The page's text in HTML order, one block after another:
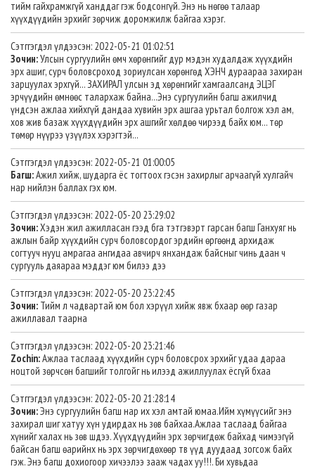
тийм гайхрамжгүй ханддаг гэж бодсонгүй. Энэ нь нөгөө талаар
хүүхдүүдийн эрхийг зөрчиж доромжилж байгаа хэрэг.
Сэтггэгдэл үлдээсэн: 2022-05-21 01:02:51
Зочин:Улсын сургуулийн өмч хөрөнгийг дур мэдэн худалдаж хүүхдийн
эрх ашиг, сурч боловсроход зориулсан хөрөнгөд ХЭНЧ дураараа захиран
зарцуулах эрхгүй... ЗАХИРАЛ улсын эд хөрөнгийг хамгаалсанд ЭЦЭГ
эрчүүдийн өмнөөс талархаж байна...Энэ сургуулийн багш ажилчид
үндсэн ажлаа хийхгүй дандаа хувийн эрх ашгаа урьтал болгож хэл ам,
хов жив базаж хүүхдүүдийн эрх ашгийг хөлдөө чирээд байх юм... төр
төмөр нүүрээ үзүүлэх хэрэгтэй...
Сэтггэгдэл үлдээсэн: 2022-05-21 01:00:05
Багш:Ажил хийж, шударга ёс тогтоох гэсэн захирлыг арчаагүй хулгайч
нар нийлэн баллах гэх юм.
Сэтггэгдэл үлдээсэн: 2022-05-20 23:29:02
Зочин:Хэдэн жил ажилласан гээд бга тэтгэвэрт гарсан багш Ганхуяг нь
ажлын байр хүүхдийн сурч боловсордог эрдийн өргөөнд архидаж
согтууч нууц амрагаа ангидаа авчирч янхандаж байсныг чинь даан ч
сургууль даяараа мэддэг юм билээ дээ
Сэтггэгдэл үлдээсэн: 2022-05-20 23:22:45
Зочин: Тийм л чадвартай юм бол хэрүүл хийж явж бхаар өөр газар
ажиллавал таарна
Сэтггэгдэл үлдээсэн: 2022-05-20 23:21:46
Zochin:Ажлаа таслаад хүүхдийн сурч боловсрох эрхийг удаа дараа
ноцтой зөрчсөн багшийг толгойг нь илээд ажиллуулах ёсгүй бхаа
Сэтггэгдэл үлдээсэн: 2022-05-20 21:28:14
Зочин:Энэ сургуулийн багш нар их хэл амтай юмаа.Ийм хүмүүсийг энэ
захирал шиг хатуу хүн удирдах нь зөв байхаа.Ажлаа таслаад байгаа
хүнийг халах нь зөв шдээ. Хүүхдүүдийн эрх зөрчигдөж байхад чимээгүй
байсан багш өарийнх нь эрх зөрчигдөхөөр тв үүд дуудаад зогсож байх
гэж. Энэ багш дохиогоор хичээлээ зааж чадах уу!!!. Би хувьдаа